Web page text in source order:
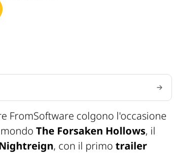
FromSoftware colgono l'occasione
The Forsaken Hollows, il
, con il primo trailer